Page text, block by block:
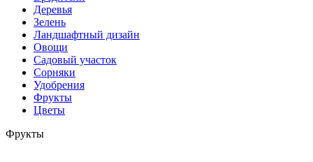
Деревья
Зелень
Ландшафтный дизайн
Овощи
Садовый участок
Сорняки
Удобрения
Фрукты
Цветы
Фрукты